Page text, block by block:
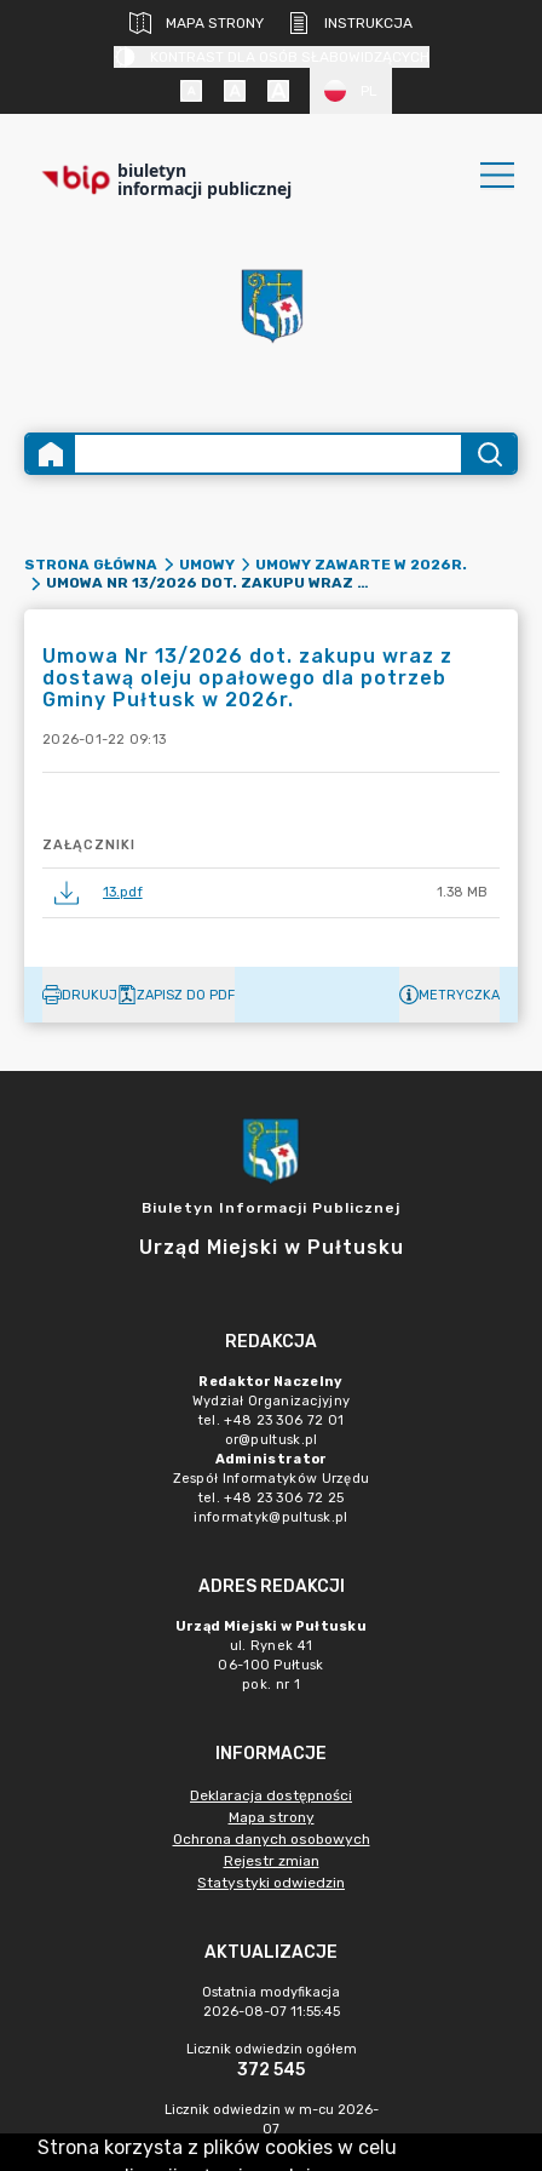
MAPA STRONY
INSTRUKCJA
biuletyn
informacji publicznej
STRONA GŁÓWNA UMOWY
UMOWY ZAWARTE W 2026R.
UMOWA NR 13/2026 DOT. ZAKUPU WRAZ Z DOSTAWĄ OLEJU OPAŁOWEGO DLA POTRZEB GMINY PUŁTUSK W 2026R.
Umowa Nr 13/2026 dot. zakupu wraz z
dostawą oleju opałowego dla potrzeb
Gminy Pułtusk w 2026r.
2026-01-22 09:13
ZAŁĄCZNIKI
13.pdf 1.38 MB
DRUKUJ ZAPISZ DO PDF METRYCZKA
Biuletyn Informacji Publicznej
Urząd Miejski w Pułtusku
REDAKCJA
Redaktor Naczelny
Wydział Organizacjyjny
tel. +48 23 306 72 01
or@pultusk.pl
Administrator
Zespół Informatyków Urzędu
tel. +48 23 306 72 25
informatyk@pultusk.pl
ADRES REDAKCJI
Urząd Miejski w Pułtusku
ul. Rynek 41
06-100 Pułtusk
pok. nr 1
INFORMACJE
Deklaracja dostępności
Mapa strony
Ochrona danych osobowych
Rejestr zmian
Statystyki odwiedzin
AKTUALIZACJE
Ostatnia modyfikacja
2026-08-07 11:55:45
Licznik odwiedzin ogółem
372 545
Licznik odwiedzin w m-cu 2026-
07
1 249
Strona korzysta z plików cookies w celu